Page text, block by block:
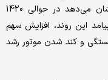
به منفی 0.21 درصد می‌رسد؛ مسیری که نشان می‌دهد در حوالی 1420
این روند، افزایش سهم
و کند شدن موتور رشد